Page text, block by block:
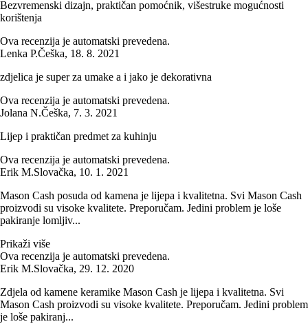
Bezvremenski dizajn, praktičan pomoćnik, višestruke mogućnosti
korištenja
Ova recenzija je automatski prevedena.
Lenka P.Češka, 18. 8. 2021
zdjelica je super za umake a i jako je dekorativna
Ova recenzija je automatski prevedena.
Jolana N.Češka, 7. 3. 2021
Lijep i praktičan predmet za kuhinju
Ova recenzija je automatski prevedena.
Erik M.Slovačka, 10. 1. 2021
Mason Cash posuda od kamena je lijepa i kvalitetna. Svi Mason Cash
proizvodi su visoke kvalitete. Preporučam. Jedini problem je loše
pakiranje lomljiv...
Prikaži više
Ova recenzija je automatski prevedena.
Erik M.Slovačka, 29. 12. 2020
Zdjela od kamene keramike Mason Cash je lijepa i kvalitetna. Svi
Mason Cash proizvodi su visoke kvalitete. Preporučam. Jedini problem
je loše pakiranj...